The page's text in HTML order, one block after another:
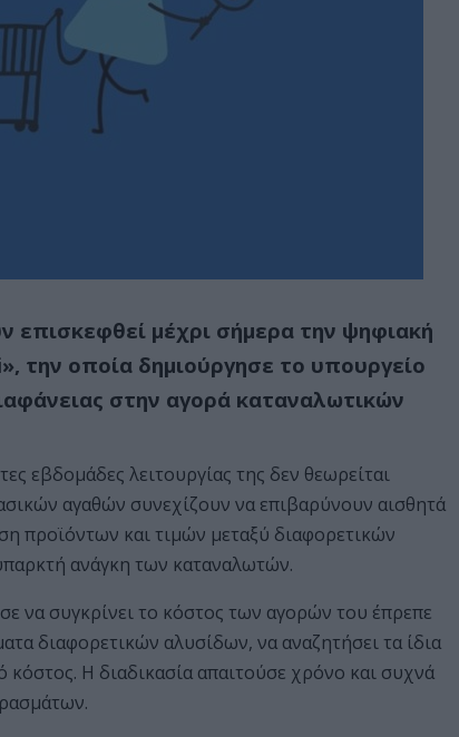
επισκεφθεί μέχρι σήμερα την ψηφιακή
την οποία δημιούργησε το υπουργείο
στην αγορά καταναλωτικών
εβδομάδες λειτουργίας της δεν θεωρείται
αγαθών συνεχίζουν να επιβαρύνουν αισθητά
προϊόντων και τιμών μεταξύ διαφορετικών
ανάγκη των καταναλωτών.
να συγκρίνει το κόστος των αγορών του έπρεπε
διαφορετικών αλυσίδων, να αναζητήσει τα ίδια
Η διαδικασία απαιτούσε χρόνο και συχνά